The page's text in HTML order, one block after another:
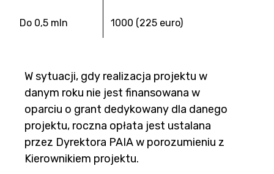
Do 0,5 mln 1000 (225 euro)
W sytuacji, gdy realizacja projektu w
danym roku nie jest finansowana w
oparciu o grant dedykowany dla danego
projektu, roczna opłata jest ustalana
przez Dyrektora PAIA w porozumieniu z
Kierownikiem projektu.